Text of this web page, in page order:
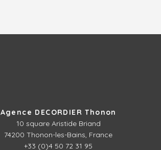
Agence DECORDIER Thonon
10 square Aristide Briand
74200 Thonon-les-Bains, France
+33 (0)4 50 72 31 95